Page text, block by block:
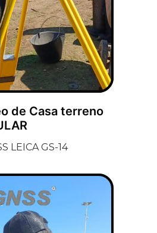
de Casa terreno
LEICA GS-14